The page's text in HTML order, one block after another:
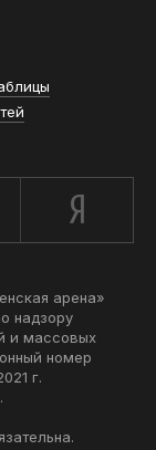
арена»
надзору
и массовых
номер
г.